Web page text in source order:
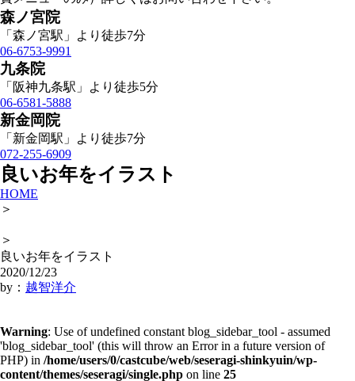
森ノ宮院
「森ノ宮駅」より徒歩7分
06-6753-9991
九条院
「阪神九条駅」より徒歩5分
06-6581-5888
新金岡院
「新金岡駅」より徒歩7分
072-255-6909
良いお年をイラスト
HOME
＞
＞
良いお年をイラスト
2020/12/23
by： 越智洋介
Warning: Use of undefined constant blog_sidebar_tool - assumed
'blog_sidebar_tool' (this will throw an Error in a future version of
PHP) in /home/users/0/castcube/web/seseragi-shinkyuin/wp-
content/themes/seseragi/single.php on line 25